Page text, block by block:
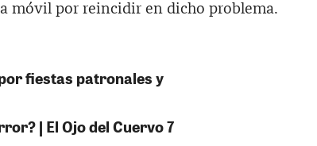
móvil por reincidir en dicho problema.
fiestas patronales y
| El Ojo del Cuervo 7